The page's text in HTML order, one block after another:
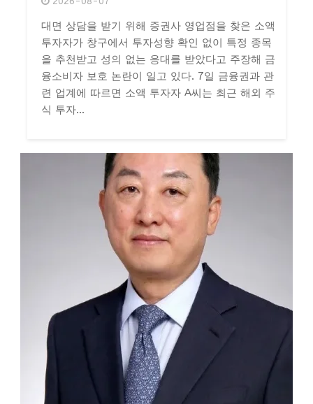
대면 상담을 받기 위해 증권사 영업점을 찾은 소액
투자자가 창구에서 투자성향 확인 없이 특정 종목
을 추천받고 성의 없는 응대를 받았다고 주장해 금
융소비자 보호 논란이 일고 있다. 7일 금융권과 관
련 업계에 따르면 소액 투자자 A씨는 최근 해외 주
식 투자...